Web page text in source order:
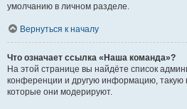
умолчанию в личном разделе.
Вернуться к началу
Что означает ссылка «Наша команда»?
На этой странице вы найдёте список
конференции и другую информацию, такую
которые они модерируют.